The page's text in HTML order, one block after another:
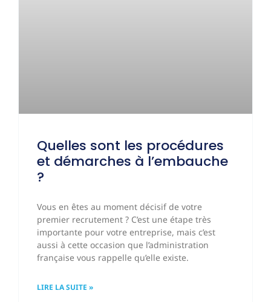
Quelles sont les procédures
et démarches à l’embauche
?
Vous en êtes au moment décisif de votre
premier recrutement ? C’est une étape très
importante pour votre entreprise, mais c’est
aussi à cette occasion que l’administration
française vous rappelle qu’elle existe.
LIRE LA SUITE »